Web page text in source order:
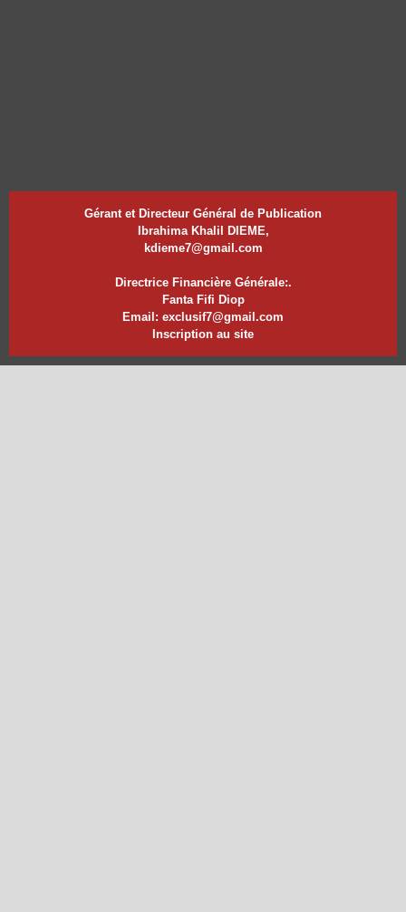
Gérant et Directeur Général de Publication
Ibrahima Khalil DIEME,
kdieme7@gmail.com
Directrice Financière Générale:.
Fanta Fifi Diop
Email: exclusif7@gmail.com
Inscription au site